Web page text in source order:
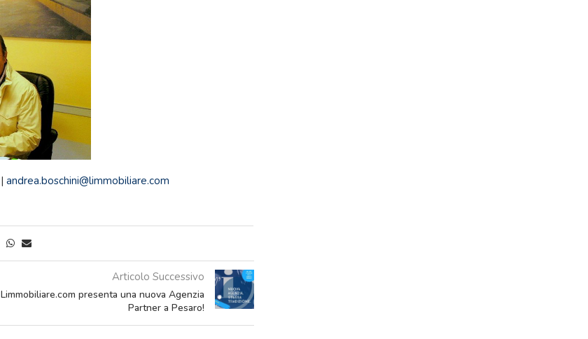
| andrea.boschini@limmobiliare.com
Articolo Successivo
Limmobiliare.com presenta una nuova Agenzia
Partner a Pesaro!